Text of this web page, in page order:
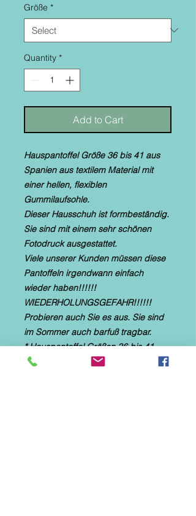
Größe *
Quantity *
Add to Cart
Hauspantoffel Größe 36 bis 41 aus
Spanien aus textilem Material mit
einer hellen, flexiblen
Gummilaufsohle.
Dieser Hausschuh ist formbeständig.
Sie sind mit einem sehr schönen
Fotodruck ausgestattet.
Viele unserer Kunden müssen diese
Pantoffeln irgendwann einfach
wieder haben!!!!!!
WIEDERHOLUNGSGEFAHR!!!!!!
Probieren auch Sie es aus. Sie sind
im Sommer auch barfuß tragbar.
* Hauspantoffel Größen 36 bis 41
auswählbar